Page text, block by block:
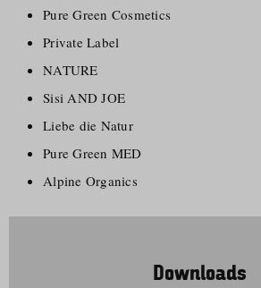
Pure Green Cosmetics
Private Label
NATURE
Sisi AND JOE
Liebe die Natur
Pure Green MED
Alpine Organics
Downloads